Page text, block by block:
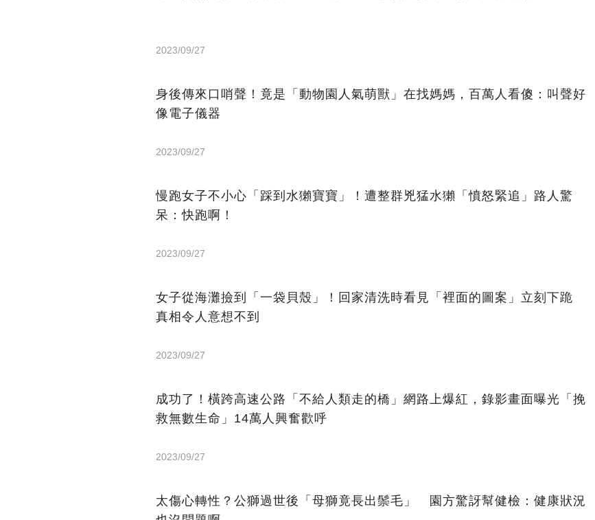
2023/09/27
身後傳來口哨聲！竟是「動物園人氣萌獸」在找媽媽，百萬人看傻：叫聲好
像電子儀器
2023/09/27
慢跑女子不小心「踩到水獺寶寶」！遭整群兇猛水獺「憤怒緊追」路人驚
呆：快跑啊！
2023/09/27
女子從海灘撿到「一袋貝殼」！回家清洗時看見「裡面的圖案」立刻下跪
真相令人意想不到
2023/09/27
成功了！橫跨高速公路「不給人類走的橋」網路上爆紅，錄影畫面曝光「挽
救無數生命」14萬人興奮歡呼
2023/09/27
太傷心轉性？公獅過世後「母獅竟長出鬃毛」 園方驚訝幫健檢：健康狀況